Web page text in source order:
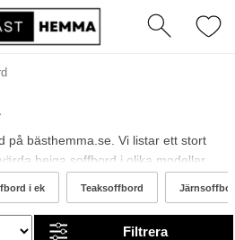
på bästhemma.se. Vi listar ett stort
beiga soffbord i olika modeller,
soffbord. I sortimentet hittar du allt
Trevlig shopping!
i ek Teaksoffbord
Filtrera